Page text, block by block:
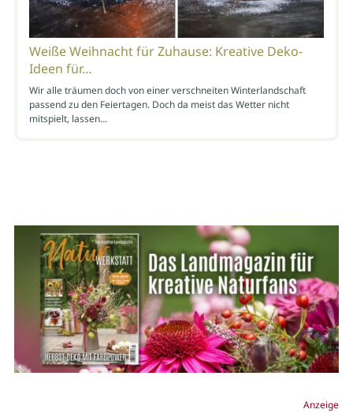
Weiße Weihnacht für Zuhause: Kreative Deko-
Ideen für…
Wir alle träumen doch von einer verschneiten Winterlandschaft
passend zu den Feiertagen. Doch da meist das Wetter nicht
mitspielt, lassen…
Anzeige